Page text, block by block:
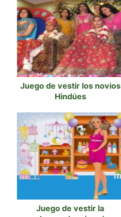
Juego de vestir los novios
Hindúes
Juego de vestir la